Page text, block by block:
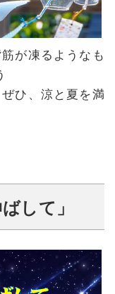
が凍るようなも
ひ、涼と夏を満
して」